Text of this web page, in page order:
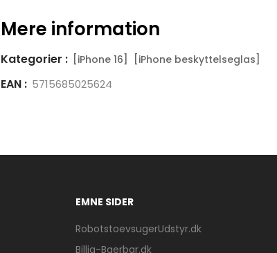
Mere information
Kategorier : [iPhone 16] [iPhone beskyttelseglas]
EAN : 5715685025624
EMNE SIDER
RobotstoevsugerUdstyr.dk
Billig-Baerbar.dk